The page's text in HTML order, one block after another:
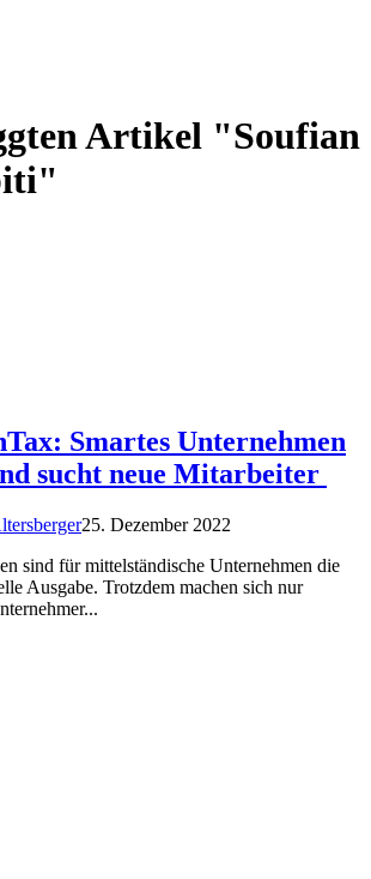
Artikel "Soufian
Smartes Unternehmen
sucht neue Mitarbeiter
25. Dezember 2022
sind für mittelständische Unternehmen die
Ausgabe. Trotzdem machen sich nur